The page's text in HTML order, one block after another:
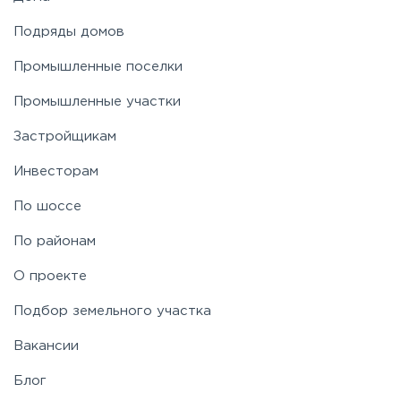
Подряды домов
Промышленные поселки
Промышленные участки
Застройщикам
Инвесторам
По шоссе
По районам
О проекте
Подбор земельного участка
Вакансии
Блог